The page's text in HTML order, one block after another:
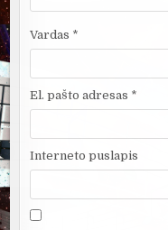
Vardas *
El. pašto adresas *
Interneto puslapis